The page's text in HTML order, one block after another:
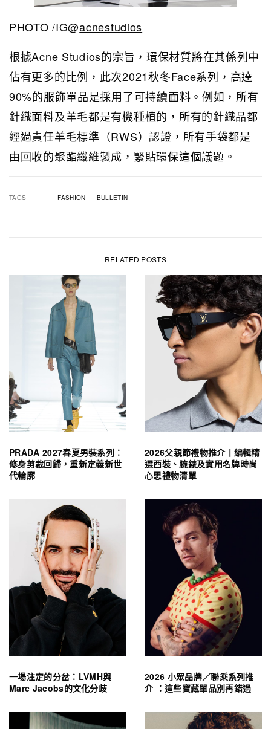
PHOTO /IG@acnestudios
根據Acne Studios的宗旨，環保材質將在其係列中
佔有更多的比例，此次2021秋冬Face系列，高達
90%的服飾單品是採用了可持續面料。例如，所有
針織面料及羊毛都是有機種植的，所有的針織品都
經過責任羊毛標準（RWS）認證，所有手袋都是
由回收的聚酯纖維製成，緊貼環保這個議題。
TAGS FASHION BULLETIN
RELATED POSTS
PRADA 2027春夏男裝系列：
修身剪裁回歸，重新定義新世
代輪廓
2026父親節禮物推介丨編輯精
選西裝、腕錶及實用名牌時尚
心思禮物清單
一場注定的分岔：LVMH與
Marc Jacobs的文化分歧
2026 小眾品牌／聯乘系列推
介 ：這些寶藏單品別再錯過